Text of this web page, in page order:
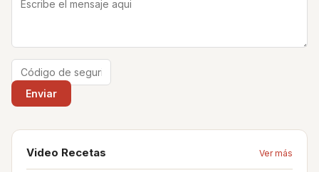
Video Recetas Ver más